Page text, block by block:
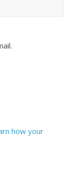
how your